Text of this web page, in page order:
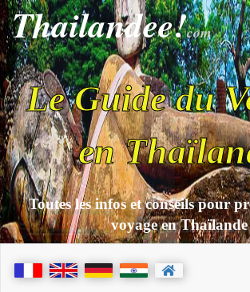
Thailandee!com
Le Guide du
en
Toutes les infos et conseils pour
voyage en Thaïlande